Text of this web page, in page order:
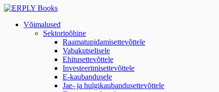
Võimalused
Sektoripõhine
Raamatupidamisettevõttele
Vabakutselisele
Ehitusettevõttele
Investeerimisettevõttele
E-kaubandusele
Jae- ja hulgikaubandusettevõttele